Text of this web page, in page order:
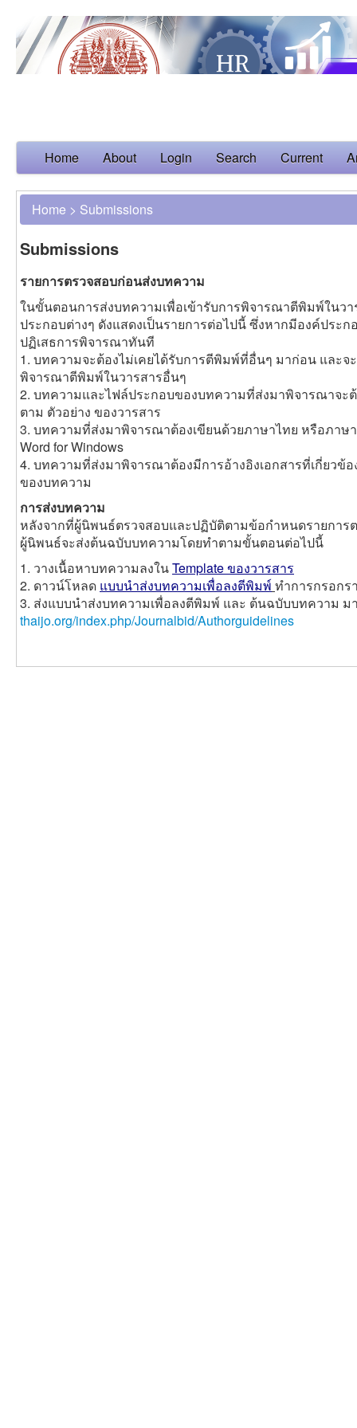
Home About Login Search Current
Home > Submissions
Submissions
รายการตรวจสอบก่อนส่งบทความ
ในขั้นตอนการส่งบทความเพื่อเข้ารับการพิจารณาตีพิมพ์ในว
ประกอบต่างๆ ดังแสดงเป็นรายการต่อไปนี้ ซึ่งหากมีองค์ปร
ปฏิเสธการพิจารณาทันที
1. บทความจะต้องไม่เคยได้รับการตีพิมพ์ที่อื่นๆ มาก่อน และ
พิจารณาตีพิมพ์ในวารสารอื่นๆ
2. บทความและไฟล์ประกอบของบทความที่ส่งมาพิจารณาจะ
ตาม ตัวอย่าง ของวารสาร
3. บทความที่ส่งมาพิจารณาต้องเขียนด้วยภาษาไทย หรือภาษ
Word for Windows
4. บทความที่ส่งมาพิจารณาต้องมีการอ้างอิงเอกสารที่เกี่ยวข้
ของบทความ
การส่งบทความ
หลังจากที่ผู้นิพนธ์ตรวจสอบและปฏิบัติตามข้อกำหนดรายกา
ผู้นิพนธ์จะส่งต้นฉบับบทความโดยทำตามขั้นตอนต่อไปนี้
1. วางเนื้อหาบทความลงในTemplate ของวารสาร
2. ดาวน์โหลด แบบนำส่งบทความเพื่อลงตีพิมพ์ทำการกรอกร
3. ส่งแบบนำส่งบทความเพื่อลงตีพิมพ์ และ ต้นฉบับบทความ
thaijo.org/index.php/Journalbid/Authorguidelines